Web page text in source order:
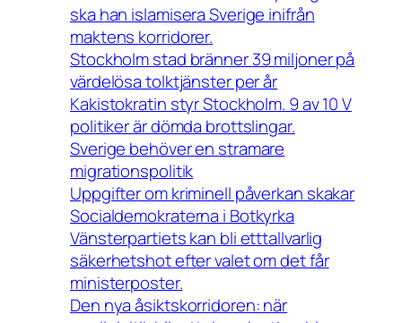
ska han islamisera Sverige inifrån
maktens korridorer.
Stockholm stad bränner 39 miljoner på
värdelösa tolktjänster per år
Kakistokratin styr Stockholm. 9 av 10 V
politiker är dömda brottslingar.
Sverige behöver en stramare
migrationspolitik
Uppgifter om kriminell påverkan skakar
Socialdemokraterna i Botkyrka
Vänsterpartiets kan bli etttallvarlig
säkerhetshot efter valet om det får
ministerposter.
Den nya åsiktskorridoren: när